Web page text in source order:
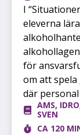
I
eleverna
för
om att
där
AMS, IDRO
SVEN
CA 120